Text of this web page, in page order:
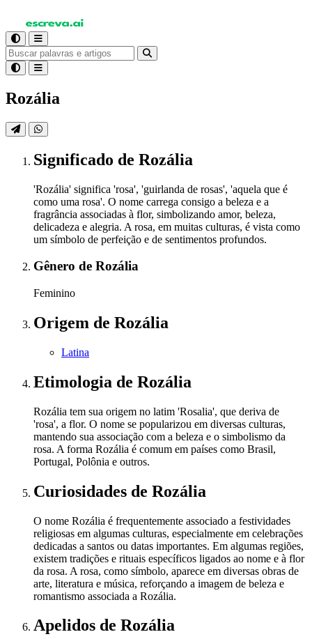
Rozália
Significado de Rozália
'Rozália' significa 'rosa', 'guirlanda de rosas', 'aquela que é
como uma rosa'. O nome carrega consigo a beleza e a
fragrância associadas à flor, simbolizando amor, beleza,
delicadeza e alegria. A rosa, em muitas culturas, é vista como
um símbolo de perfeição e de sentimentos profundos.
Gênero de Rozália
Feminino
Origem de Rozália
Latina
Etimologia de Rozália
Rozália tem sua origem no latim 'Rosalia', que deriva de
'rosa', a flor. O nome se popularizou em diversas culturas,
mantendo sua associação com a beleza e o simbolismo da
rosa. A forma Rozália é comum em países como Brasil,
Portugal, Polônia e outros.
Curiosidades de Rozália
O nome Rozália é frequentemente associado a festividades
religiosas em algumas culturas, especialmente em celebrações
dedicadas a santos ou datas importantes. Em algumas regiões,
existem tradições e rituais específicos ligados ao nome e à flor
da rosa. A rosa, como símbolo, aparece em diversas obras de
arte, literatura e música, reforçando a imagem de beleza e
romantismo associada a Rozália.
Apelidos de Rozália